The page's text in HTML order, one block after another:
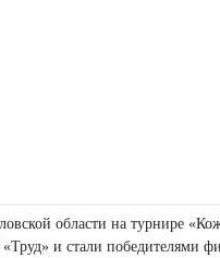
области на турнире
и стали победителями